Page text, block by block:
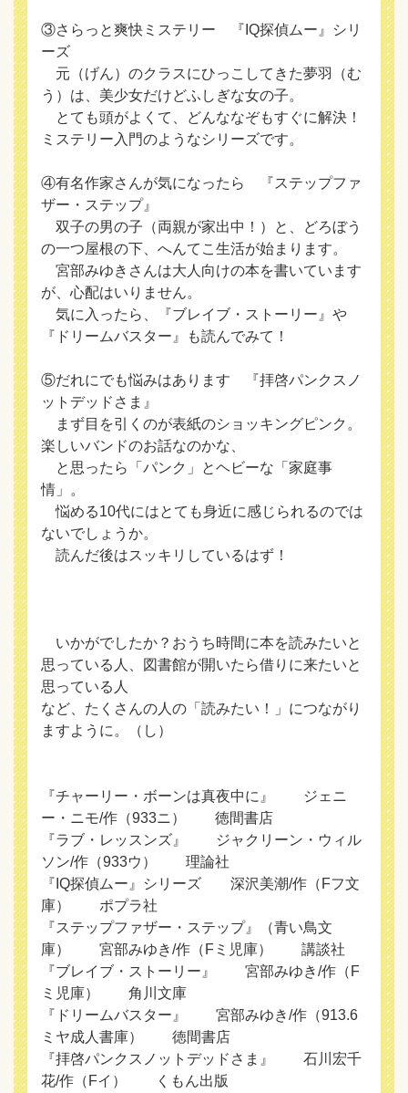
③さらっと爽快ミステリー 『IQ探偵ムー』シリ
ーズ
元（げん）のクラスにひっこしてきた夢羽（む
う）は、美少女だけどふしぎな女の子。
とても頭がよくて、どんななぞもすぐに解決！
ミステリー入門のようなシリーズです。
④有名作家さんが気になったら 『ステップファ
ザー・ステップ』
双子の男の子（両親が家出中！）と、どろぼう
の一つ屋根の下、へんてこ生活が始まります。
宮部みゆきさんは大人向けの本を書いています
が、心配はいりません。
気に入ったら、『ブレイブ・ストーリー』や
『ドリームバスター』も読んでみて！
⑤だれにでも悩みはあります 『拝啓パンクスノ
ットデッドさま』
まず目を引くのが表紙のショッキングピンク。
楽しいバンドのお話なのかな、
と思ったら「パンク」とヘビーな「家庭事
情」。
悩める10代にはとても身近に感じられるのでは
ないでしょうか。
読んだ後はスッキリしているはず！
いかがでしたか？おうち時間に本を読みたいと
思っている人、図書館が開いたら借りに来たいと
思っている人
など、たくさんの人の「読みたい！」につながり
ますように。（し）
『チャーリー・ボーンは真夜中に』 ジェニ
ー・ニモ/作（933ニ） 徳間書店
『ラブ・レッスンズ』 ジャクリーン・ウィル
ソン/作（933ウ） 理論社
『IQ探偵ムー』シリーズ 深沢美潮/作（Fフ文
庫） ポプラ社
『ステップファザー・ステップ』（青い鳥文
庫） 宮部みゆき/作（Fミ児庫） 講談社
『ブレイブ・ストーリー』 宮部みゆき/作（F
ミ児庫） 角川文庫
『ドリームバスター』 宮部みゆき/作（913.6
ミヤ成人書庫） 徳間書店
『拝啓パンクスノットデッドさま』 石川宏千
花/作（Fイ） くもん出版